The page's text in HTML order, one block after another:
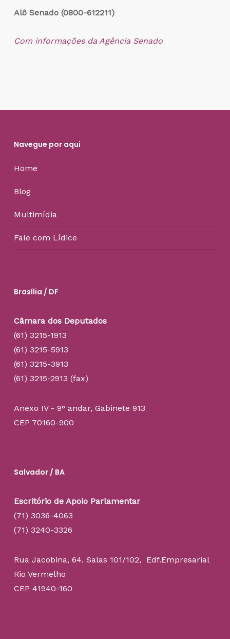
Alô Senado (0800-612211)
Com informações da Agência Senado
Navegue por aqui
Home
Blog
Multimídia
Fale com Lídice
Brasília / DF
Câmara dos Deputados
(61) 3215-1913
(61) 3215-5913
(61) 3215-3913
(61) 3215-2913 (fax)
Anexo IV - 9° andar, Gabinete 913
CEP 70160-900
Salvador / BA
Escritório de Apoio Parlamentar
(71) 3036-4063
(71) 3240-3326
Rua Jacobina, 64. Salas 101/102, Edf.Empresarial
Rio Vermelho
CEP 41940-160